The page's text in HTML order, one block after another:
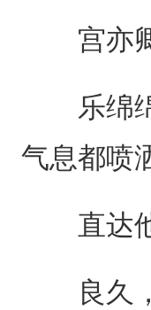
宫亦卿
乐绵绵
气息都喷
直达他
良久，